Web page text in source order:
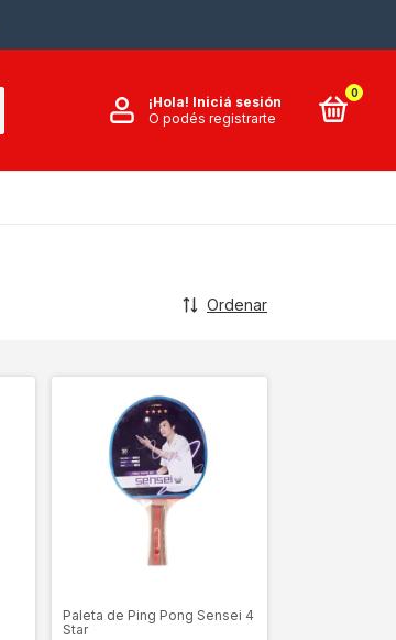
¡Hola! Iniciá sesión
O podés registrarte
0
Ordenar
Paleta de Ping Pong Sensei 4
Star